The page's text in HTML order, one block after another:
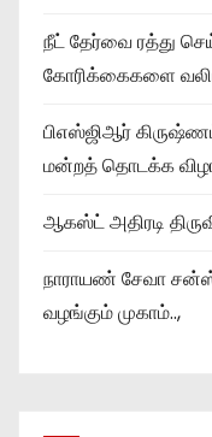
நீட் தேர்வை ரத்து
கோரிக்கைகளை
பிஎஸ்ஜிஆர்
மன்றத் தொடக்க
ஆகஸ்ட் அதிரடி
நாராயண் சேவா
வழங்கும் முகாம்..,